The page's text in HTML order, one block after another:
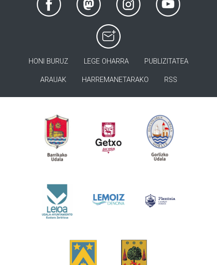
HONI BURUZ LEGE OHARRA PUBLIZITATEA
ARAUAK HARREMANETARAKO RSS